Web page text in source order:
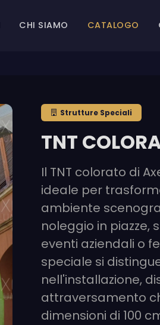
CHI SIAMO CATALOGO
Strutture Speciali
TNT
Il TNT colorato di
ideale per
ambiente
noleggio in piazze,
eventi aziendali o
speciale si
nell'installazione,
attraversamento
dimensioni di 100